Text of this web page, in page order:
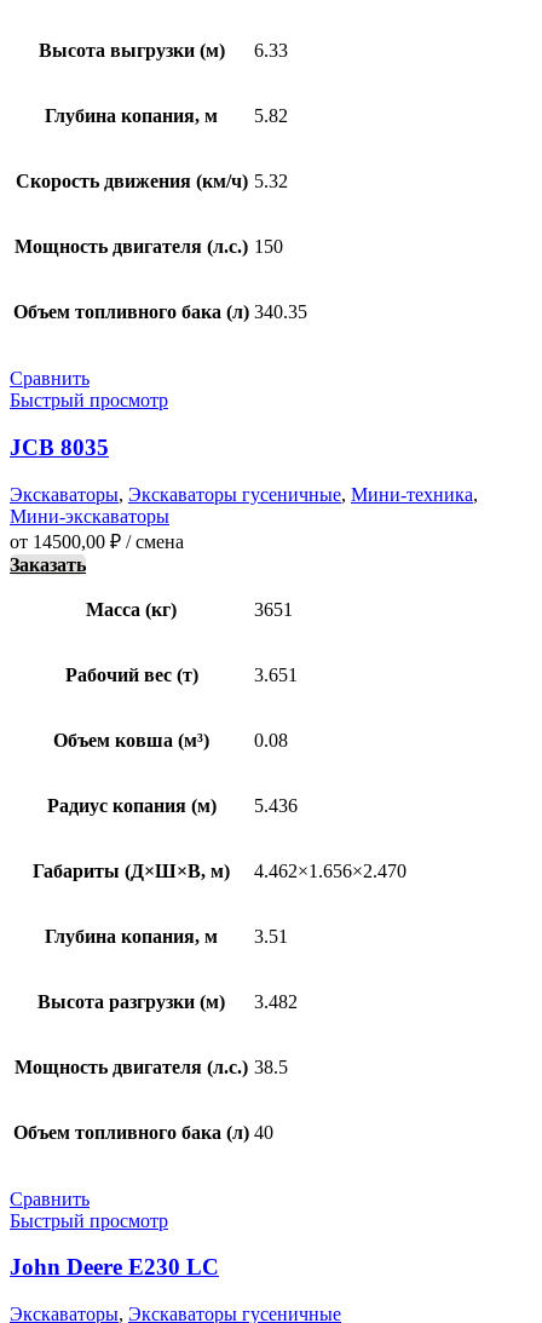
Высота выгрузки (м) 6.33
Глубина копания, м 5.82
Скорость движения (км/ч) 5.32
Мощность двигателя (л.с.) 150
Объем топливного бака (л) 340.35
Сравнить
Быстрый просмотр
JCB 8035
Экскаваторы, Экскаваторы гусеничные, Мини-техника,
Мини-экскаваторы
от 14500,00 ₽ / смена
Заказать
Масса (кг) 3651
Рабочий вес (т) 3.651
Объем ковша (м³) 0.08
Радиус копания (м) 5.436
Габариты (Д×Ш×В, м) 4.462×1.656×2.470
Глубина копания, м 3.51
Высота разгрузки (м) 3.482
Мощность двигателя (л.с.) 38.5
Объем топливного бака (л) 40
Сравнить
Быстрый просмотр
John Deere E230 LC
Экскаваторы, Экскаваторы гусеничные